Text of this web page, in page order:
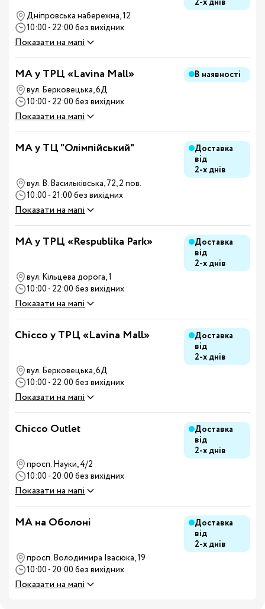
2-х днів
Дніпровська набережна, 12
10:00 - 22:00 без вихідних
Показати на мапі
MA у ТРЦ «Lavina Mall»
В наявності
вул. Берковецька, 6Д
10:00 - 22:00 без вихідних
Показати на мапі
MA у ТЦ "Олімпійський"
Доставка
від
2-х днів
вул. В. Васильківська, 72, 2 пов.
10:00 - 21:00 без вихідних
Показати на мапі
MA у ТРЦ «Respublika Park»
Доставка
від
2-х днів
вул. Кільцева дорога, 1
10:00 - 22:00 без вихідних
Показати на мапі
Chicco у ТРЦ «Lavina Mall»
Доставка
від
2-х днів
вул. Берковецька, 6Д
10:00 - 22:00 без вихідних
Показати на мапі
Chicco Outlet
Доставка
від
2-х днів
просп. Науки, 4/2
10:00 - 20:00 без вихідних
Показати на мапі
MA на Оболоні
Доставка
від
2-х днів
просп. Володимира Івасюка, 19
10:00 - 20:00 без вихідних
Показати на мапі